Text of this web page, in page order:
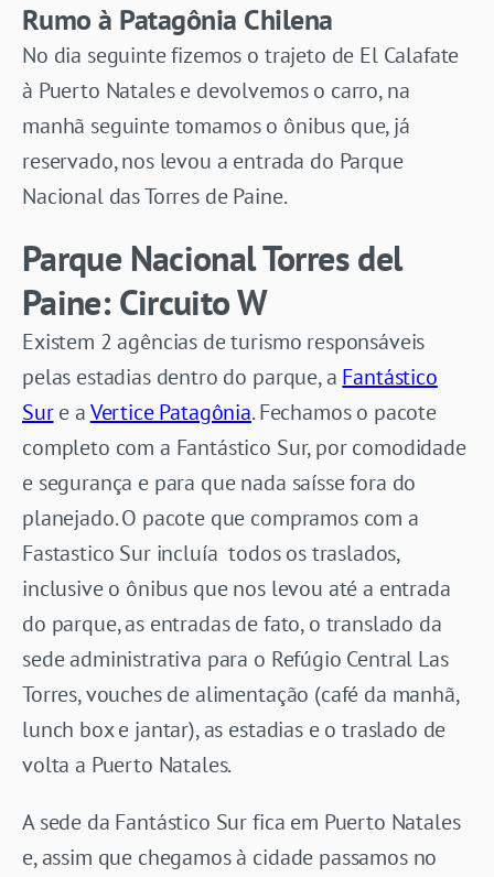
Rumo à Patagônia Chilena
No dia seguinte fizemos o trajeto de El Calafate
à Puerto Natales e devolvemos o carro, na
manhã seguinte tomamos o ônibus que, já
reservado, nos levou a entrada do Parque
Nacional das Torres de Paine.
Parque Nacional Torres del
Paine: Circuito W
Existem 2 agências de turismo responsáveis
pelas estadias dentro do parque, a Fantástico
Sure aVertice Patagônia. Fechamos o pacote
completo com a Fantástico Sur, por comodidade
e segurança e para que nada saísse fora do
planejado. O pacote que compramos com a
Fastastico Sur incluía todos os traslados,
inclusive o ônibus que nos levou até a entrada
do parque, as entradas de fato, o translado da
sede administrativa para o Refúgio Central Las
Torres, vouches de alimentação (café da manhã,
lunch box e jantar), as estadias e o traslado de
volta a Puerto Natales.
A sede da Fantástico Sur fica em Puerto Natales
e, assim que chegamos à cidade passamos no